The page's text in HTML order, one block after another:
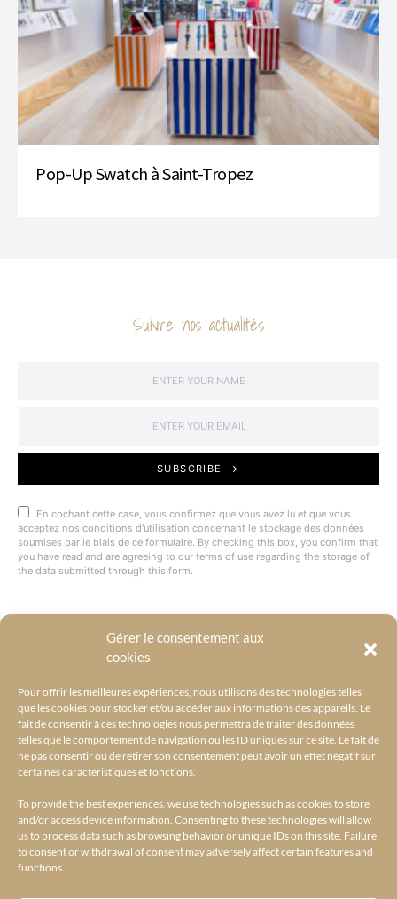
Gérer le consentement aux
cookies
Pour offrir les meilleures expériences, nous utilisons des technologies telles
que les cookies pour stocker et/ou accéder aux informations des appareils. Le
fait de consentir à ces technologies nous permettra de traiter des données
telles que le comportement de navigation ou les ID uniques sur ce site. Le fait de
ne pas consentir ou de retirer son consentement peut avoir un effet négatif sur
certaines caractéristiques et fonctions.
To provide the best experiences, we use technologies such as cookies to store
and/or access device information. Consenting to these technologies will allow
us to process data such as browsing behavior or unique IDs on this site. Failure
to consent or withdrawal of consent may adversely affect certain features and
functions.
Pop-Up Swatch à Saint-Tropez
Suivre nos actualités
SUBSCRIBE
En cochant cette case, vous confirmez que vous avez lu et que vous
acceptez nos conditions d'utilisation concernant le stockage des données
soumises par le biais de ce formulaire. By checking this box, you confirm that
you have read and are agreeing to our terms of use regarding the storage of
the data submitted through this form.
@BYRACKEL